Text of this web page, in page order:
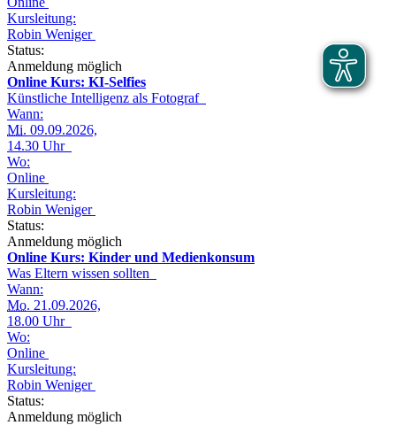
Kursleitung:
Robin Weniger
Status:
Anmeldung möglich
Online Kurs: KI-Selfies
Künstliche Intelligenz als Fotograf
Wann:
Mi. 09.09.2026,
14.30 Uhr
Wo:
Online
Kursleitung:
Robin Weniger
Status:
Anmeldung möglich
Online Kurs: Kinder und Medienkonsum
Was Eltern wissen sollten
Wann:
Mo. 21.09.2026,
18.00 Uhr
Wo:
Online
Kursleitung:
Robin Weniger
Status:
Anmeldung möglich